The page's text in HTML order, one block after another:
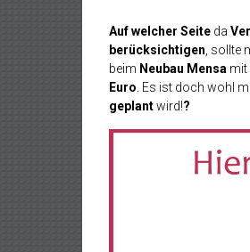
Auf welcher Seite da
berücksichtigen , sollte
beim Neubau Mensa mit
Euro . Es ist doch wohl
geplantwird!?